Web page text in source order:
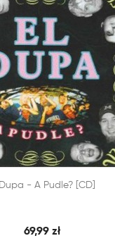
KOSZYKA SZYBKI
- A Pudle? [CD]
69,99 zł